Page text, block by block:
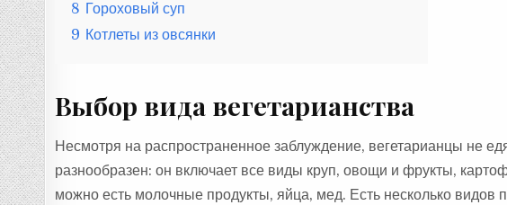
8 Гороховый суп
9 Котлеты из овсянки
Выбор вида вегетарианства
Несмотря на распространенное заблуждение, вегетарианцы не
разнообразен: он включает все виды круп, овощи и фрукты,
можно есть молочные продукты, яйца, мед. Есть несколько видов